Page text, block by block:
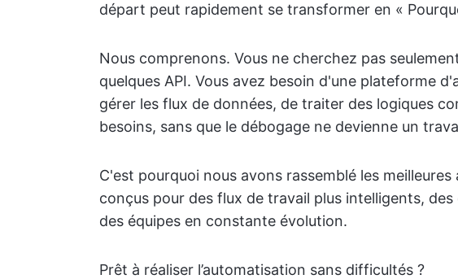
départ peut rapidement se transformer en «
Nous comprenons. Vous ne cherchez pas
quelques API. Vous avez besoin d'une plateforme
gérer les flux de données, de traiter des logiques
besoins, sans que le débogage ne devienne un
C'est pourquoi nous avons rassemblé les
conçus pour des flux de travail plus intelligents,
des équipes en constante évolution.
Prêt à réaliser l’automatisation sans difficultés ?